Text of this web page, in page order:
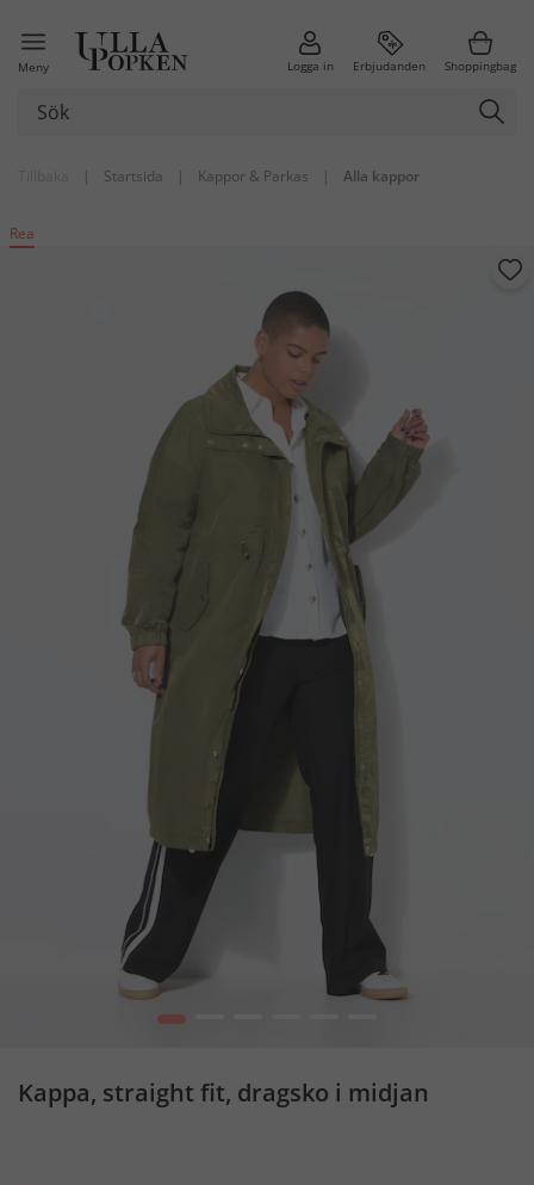
Meny Logga in Erbjudanden Shoppingbag
| Startsida | Kappor & Parkas | Alla kappor
Rea
1
Kappa, straight fit, dragsko i midjan